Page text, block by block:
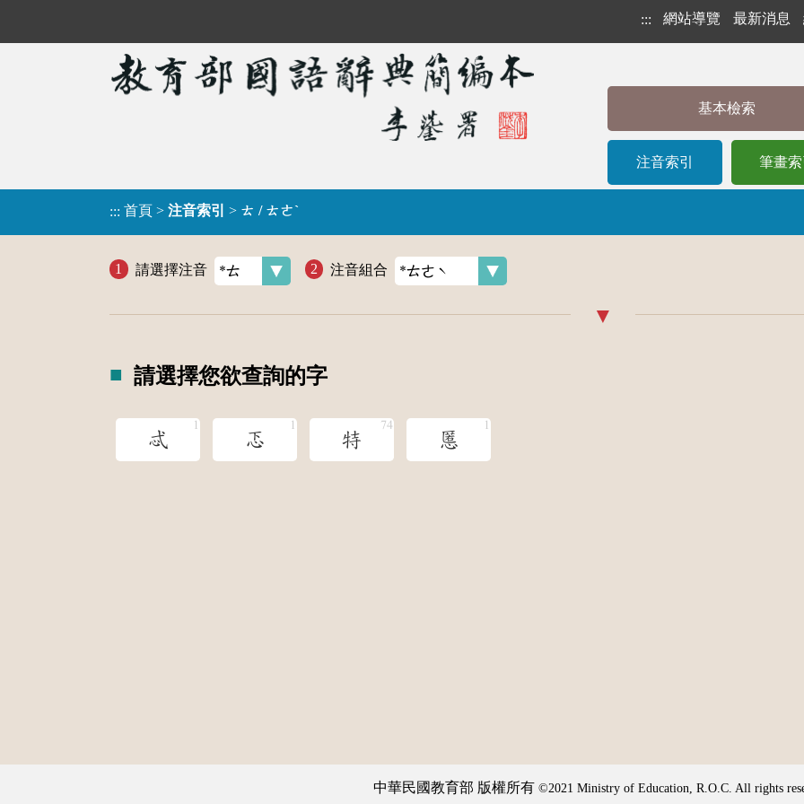
::: 網站導覽 最新消息
基本檢索
注音索引 筆畫索
::: 首頁 > 注音索引 > ㄊ / ㄊㄜˋ
請選擇注音 注音組合
請選擇您欲查詢的字
忒 忑 特 慝
中華民國教育部 版權所有 ©2021 Ministry of Education, R.O.C. All rights